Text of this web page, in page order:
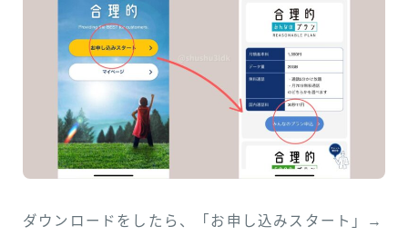
ダウンロードをしたら、「お申し込みスタート」→